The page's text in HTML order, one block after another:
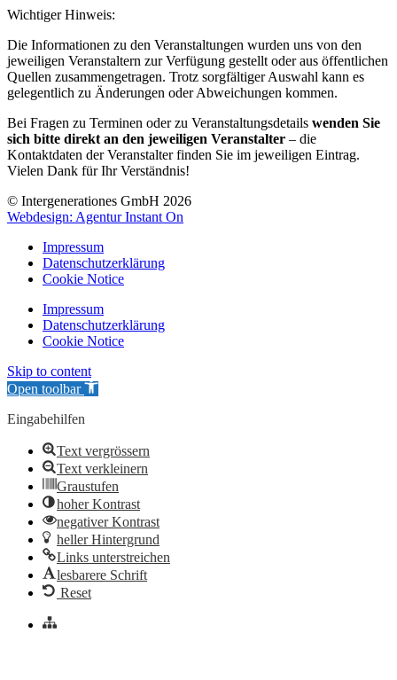
Wichtiger Hinweis:
Die Informationen zu den Veranstaltungen wurden uns von den
jeweiligen Veranstaltern zur Verfügung gestellt oder aus öffentlichen
Quellen zusammengetragen. Trotz sorgfältiger Auswahl kann es
gelegentlich zu Änderungen oder Abweichungen kommen.
Bei Fragen zu Terminen oder zu Veranstaltungsdetails wenden Sie
sich bitte direkt an den jeweiligen Veranstalter – die
Kontaktdaten der Veranstalter finden Sie im jeweiligen Eintrag.
Vielen Dank für Ihr Verständnis!
© Intergenerationes GmbH 2026
Webdesign: Agentur Instant On
Impressum
Datenschutzerklärung
Cookie Notice
Impressum
Datenschutzerklärung
Cookie Notice
Skip to content
Open toolbar
Eingabehilfen
Text vergrössern
Text verkleinern
Graustufen
hoher Kontrast
negativer Kontrast
heller Hintergrund
Links unterstreichen
lesbarere Schrift
Reset